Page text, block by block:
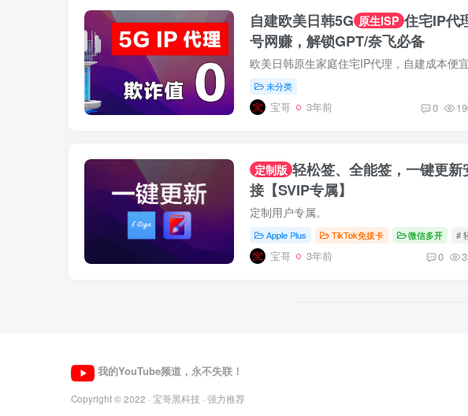
自建欧美日韩5G 原生ISP 住宅IP代
号网赚，解锁GPT/奈飞必备
欧美日韩原生家庭住宅IP代理，自建成本便
未分类
宝哥 3年前 0
定制版 轻松签、全能签，一键更新
接【SVIP专属】
定制用户专属。
Apple Plus TikTok免拔卡 微信多开 #
宝哥 3年前 0
我的YouTube频道，永不失联！
Copyright © 2022 · 宝哥黑科技 · 强力推荐